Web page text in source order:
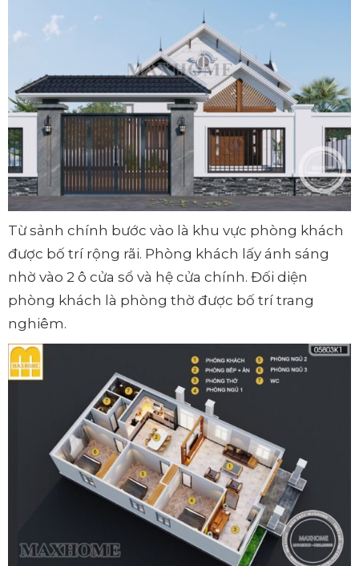
Từ sảnh chính bước vào là khu vực phòng khách
được bố trí rộng rãi. Phòng khách lấy ánh sáng
nhờ vào 2 ô cửa sổ và hệ cửa chính. Đối diện
phòng khách là phòng thờ được bố trí trang
nghiêm.